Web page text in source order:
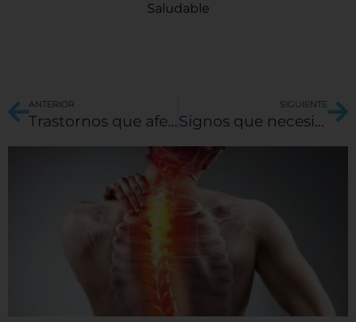
Saludable
AntANTERIOR
Trastornos que afectan a los recién nacidos
SIGUIENTE
Signos que necesitan ser atendidos por un dentista